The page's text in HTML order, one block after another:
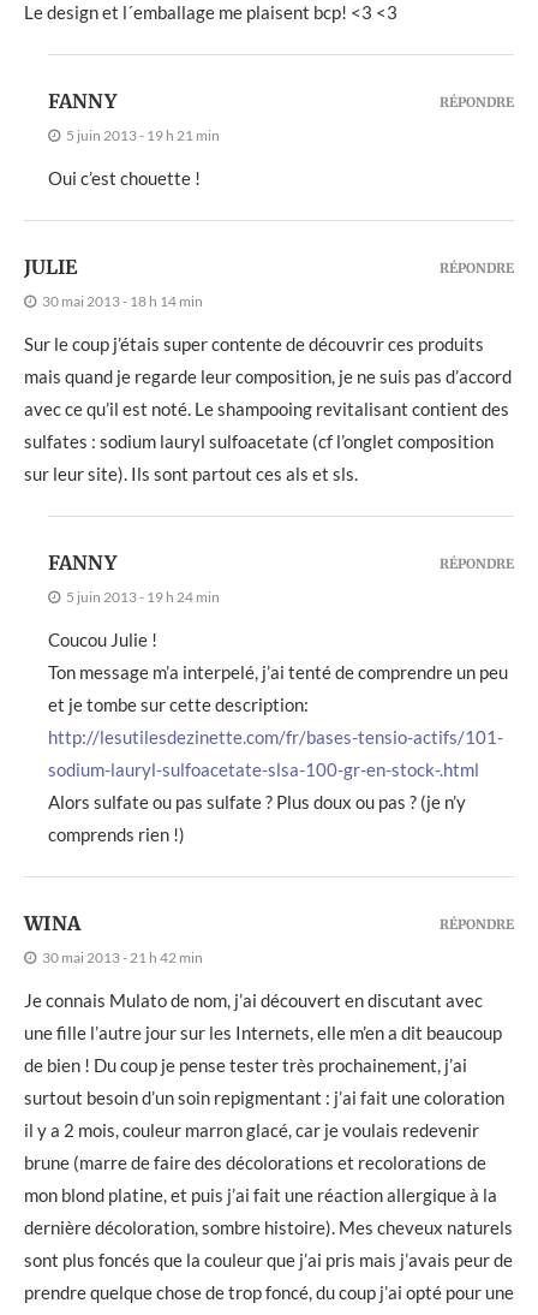
Le design et l´emballage me plaisent bcp! <3 <3
FANNY
5 juin 2013 - 19 h 21 min
Oui c’est chouette !
RÉPONDRE
JULIE
30 mai 2013 - 18 h 14 min
Sur le coup j’étais super contente de découvrir ces produits
mais quand je regarde leur composition, je ne suis pas d’accord
avec ce qu’il est noté. Le shampooing revitalisant contient des
sulfates : sodium lauryl sulfoacetate (cf l’onglet composition
sur leur site). Ils sont partout ces als et sls.
RÉPONDRE
FANNY
5 juin 2013 - 19 h 24 min
Coucou Julie !
Ton message m’a interpelé, j’ai tenté de comprendre un peu
et je tombe sur cette description:
http://lesutilesdezinette.com/fr/bases-tensio-actifs/101-
sodium-lauryl-sulfoacetate-slsa-100-gr-en-stock-.html
Alors sulfate ou pas sulfate ? Plus doux ou pas ? (je n’y
comprends rien !)
RÉPONDRE
WINA
30 mai 2013 - 21 h 42 min
Je connais Mulato de nom, j’ai découvert en discutant avec
une fille l’autre jour sur les Internets, elle m’en a dit beaucoup
de bien ! Du coup je pense tester très prochainement, j’ai
surtout besoin d’un soin repigmentant : j’ai fait une coloration
il y a 2 mois, couleur marron glacé, car je voulais redevenir
brune (marre de faire des décolorations et recolorations de
mon blond platine, et puis j’ai fait une réaction allergique à la
dernière décoloration, sombre histoire). Mes cheveux naturels
sont plus foncés que la couleur que j’ai pris mais j’avais peur de
prendre quelque chose de trop foncé, du coup j’ai opté pour une
RÉPONDRE